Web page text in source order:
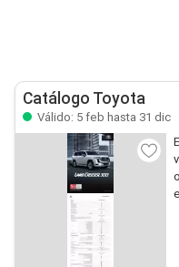
Catálogo Toyota
Válido: 5 feb hasta 31 dic